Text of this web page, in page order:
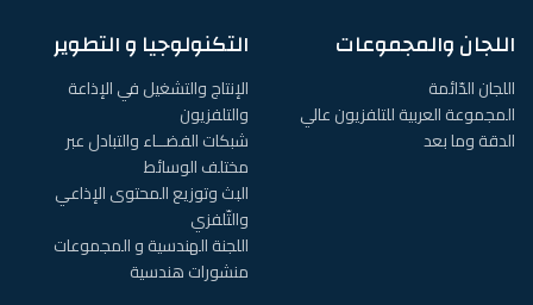
اللجان والمجموعات
اللجان الدّائمة
المجموعة العربية للتلفزيون عالي
الدقة وما بعد
التكنولوجيا و التطوير
الإنتاج والتشغيل في الإذاعة
والتلفزيون
شبكات الفضــاء والتبادل عبر
مختلف الوسائط
البث وتوزيع المحتوى الإذاعي
والتّلفزي
اللجنة الهندسية و المجموعات
منشورات هندسية